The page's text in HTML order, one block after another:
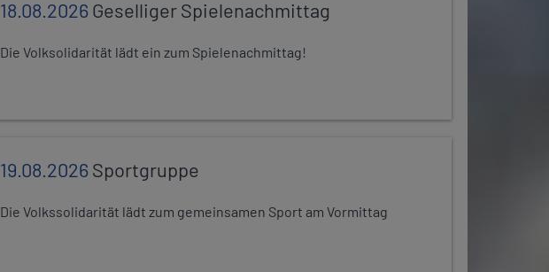
18.08.2026Geselliger Spielenachmittag
Die Volksolidarität lädt ein zum Spielenachmittag!
19.08.2026Sportgruppe
Die Volkssolidarität lädt zum gemeinsamen Sport am Vormittag